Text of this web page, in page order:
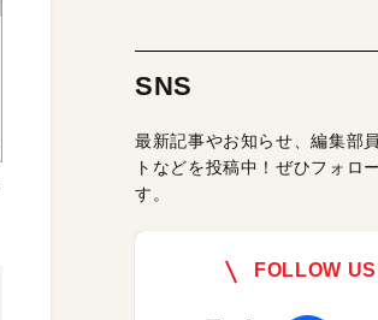
SNS
最新記事やお知らせ、編集部
トなどを投稿中！ぜひフォロ
す。
FOLLOW US